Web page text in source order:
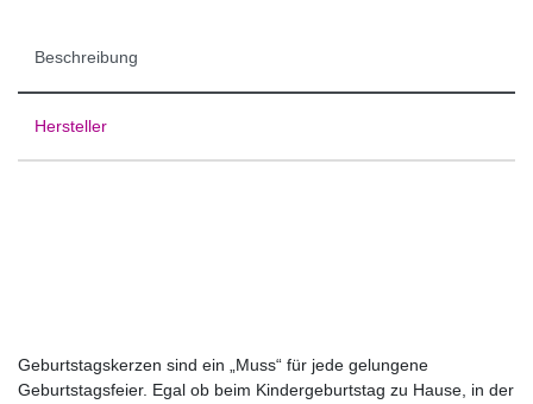
Beschreibung
Hersteller
Geburtstagskerzen sind ein „Muss“ für jede gelungene
Geburtstagsfeier. Egal ob beim Kindergeburtstag zu Hause, in der